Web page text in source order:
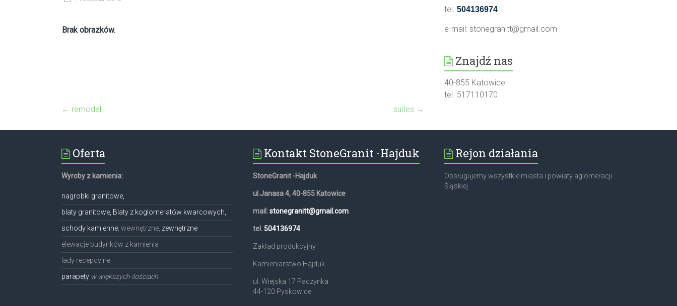
Brak obrazków.
← remodel suites →
tel. 504136974
e-mail: stonegranitt@gmail.com
Znajdź nas
40-855 Katowice
tel. 517110170
Oferta
Wyroby z kamienia:
nagrobki granitowe,
blaty granitowe, Blaty z koglomeratów kwarcowych,
schody kamienne; wewnętrzne, zewnętrzne
elewacje budynków z kamienia
lady recepcyjne
parapety w większych ilościach
Kontakt StoneGranit -Hajduk
StoneGranit -Hajduk
ul.Janasa 4, 40-855 Katowice
mail:stonegranitt@gmail.com
tel. 504136974
Zakład produkcyjny :
Kamieniarstwo Hajduk
ul. Wiejska 17 Paczynka
44-120 Pyskowice
Rejon działania
Obsługujemy wszystkie miasta i powiaty aglomeracji
Śląskiej